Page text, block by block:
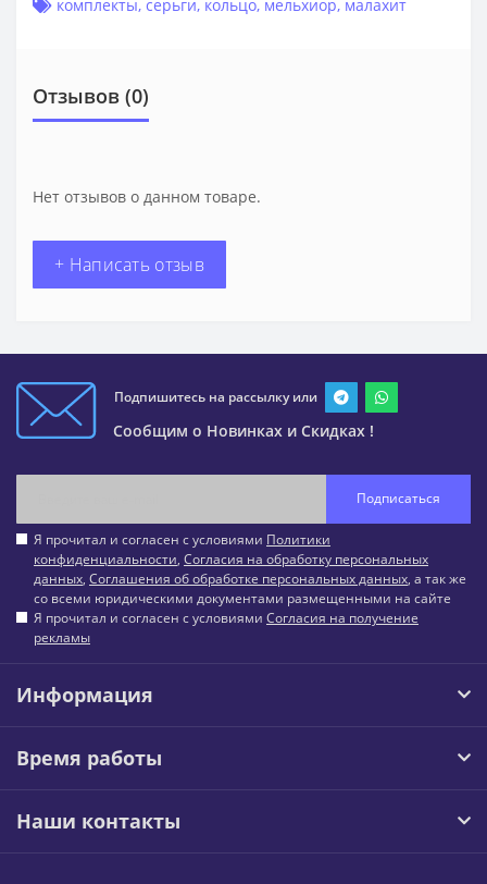
комплекты, серьги, кольцо, мельхиор, малахит
Отзывов (0)
Нет отзывов о данном товаре.
+ Написать отзыв
Подпишитесь на рассылку или
Сообщим о Новинках и Скидках !
Подписаться
Я прочитал и согласен с условиями Политики
конфиденциальности, Согласия на обработку персональных
данных, Соглашения об обработке персональных данных, а так же
со всеми юридическими документами размещенными на сайте
Я прочитал и согласен с условиями Согласия на получение
рекламы
Информация
Время работы
Наши контакты